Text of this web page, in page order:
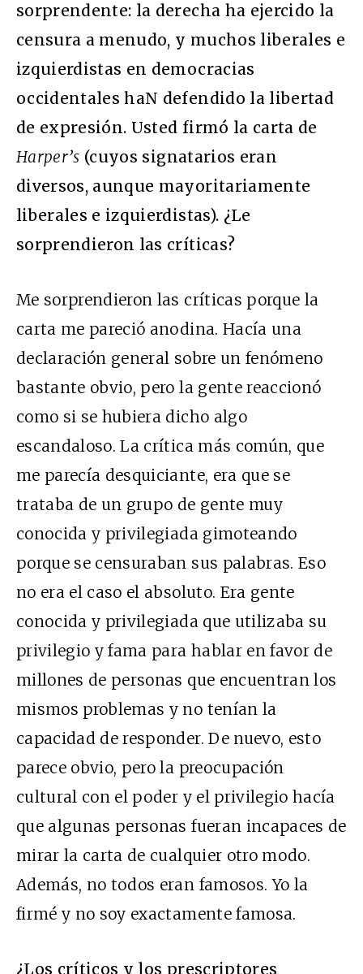
sorprendente: la derecha ha ejercido la
censura a menudo, y muchos liberales e
izquierdistas en democracias
occidentales haN defendido la libertad
de expresión. Usted firmó la carta de
Harper’s (cuyos signatarios eran
diversos, aunque mayoritariamente
liberales e izquierdistas). ¿Le
sorprendieron las críticas?
Me sorprendieron las críticas porque la
carta me pareció anodina. Hacía una
declaración general sobre un fenómeno
bastante obvio, pero la gente reaccionó
como si se hubiera dicho algo
escandaloso. La crítica más común, que
me parecía desquiciante, era que se
trataba de un grupo de gente muy
conocida y privilegiada gimoteando
porque se censuraban sus palabras. Eso
no era el caso el absoluto. Era gente
conocida y privilegiada que utilizaba su
privilegio y fama para hablar en favor de
millones de personas que encuentran los
mismos problemas y no tenían la
capacidad de responder. De nuevo, esto
parece obvio, pero la preocupación
cultural con el poder y el privilegio hacía
que algunas personas fueran incapaces de
mirar la carta de cualquier otro modo.
Además, no todos eran famosos. Yo la
firmé y no soy exactamente famosa.
¿Los críticos y los prescriptores